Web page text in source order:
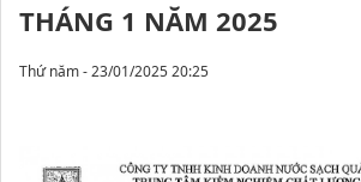
THÁNG 1 NĂM 2025
Thứ năm - 23/01/2025 20:25